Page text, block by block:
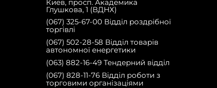
Киев, просп. Академика
Глушкова, 1 (ВДНХ)
(067) 325-67-00 Відділ роздрібної
торгівлі
(067) 502-28-58 Відділ товарів
автономної енергетики
(063) 882-16-49 Тендерний відділ
(067) 828-11-76 Відділ роботи з
торговими організаціями